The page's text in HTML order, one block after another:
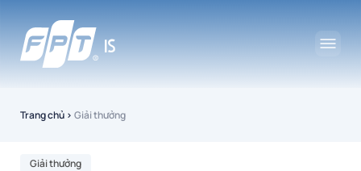
Trang chủ › Giải thưởng
Giải thưởng